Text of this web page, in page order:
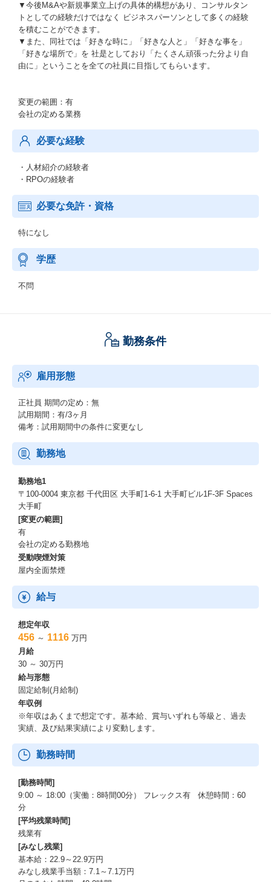
▼今後M&Aや新規事業立上げの具体的構想があり、コンサルタン
トとしての経験だけではなく ビジネスパーソンとして多くの経験
を積むことができます。
▼また、同社では「好きな時に」「好きな人と」「好きな事を」
「好きな場所で」を 社是としており「たくさん頑張った分より自
由に」ということを全ての社員に目指してもらいます。
変更の範囲：有
会社の定める業務
必要な経験
・人材紹介の経験者
・RPOの経験者
必要な免許・資格
特になし
学歴
不問
勤務条件
雇用形態
正社員 期間の定め：無
試用期間：有/3ヶ月
備考：試用期間中の条件に変更なし
勤務地
勤務地1
〒100-0004 東京都 千代田区 大手町1-6-1 大手町ビル1F-3F Spaces
大手町
[変更の範囲]
有
会社の定める勤務地
受動喫煙対策
屋内全面禁煙
給与
想定年収
456 ～ 1116 万円
月給
30 ～ 30万円
給与形態
固定給制(月給制)
年収例
※年収はあくまで想定です。基本給、賞与いずれも等級と、過去
実績、及び結果実績により変動します。
勤務時間
[勤務時間]
9:00 ～ 18:00（実働：8時間00分） フレックス有 休憩時間：60
分
[平均残業時間]
残業有
[みなし残業]
基本給：22.9～22.9万円
みなし残業手当額：7.1～7.1万円